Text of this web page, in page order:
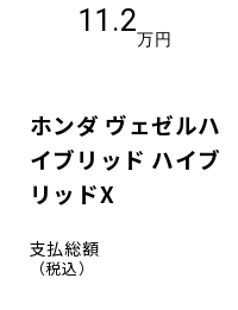
11.2
万円
ホンダ ヴェゼルハ
イブリッド ハイブ
リッドX
支払総額
（税込）